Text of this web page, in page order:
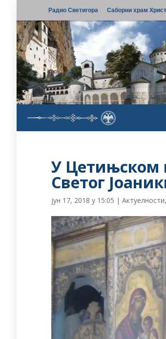
Радио Светигора Саборни храм
У Цетињском
Светог
јун 17, 2018 у 15:05 |Актуелности